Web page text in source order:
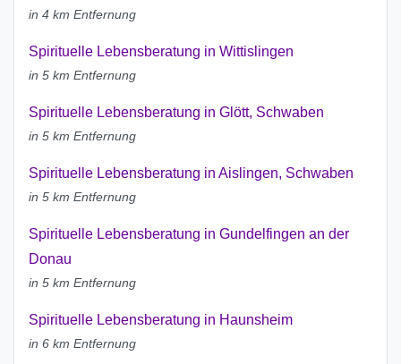
in 4 km Entfernung
Spirituelle Lebensberatung in Wittislingen
in 5 km Entfernung
Spirituelle Lebensberatung in Glött, Schwaben
in 5 km Entfernung
Spirituelle Lebensberatung in Aislingen, Schwaben
in 5 km Entfernung
Spirituelle Lebensberatung in Gundelfingen an der
Donau
in 5 km Entfernung
Spirituelle Lebensberatung in Haunsheim
in 6 km Entfernung